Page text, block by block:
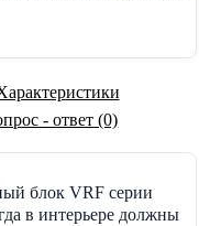
- ответ (0)
блок VRF серии
в интерьере должны